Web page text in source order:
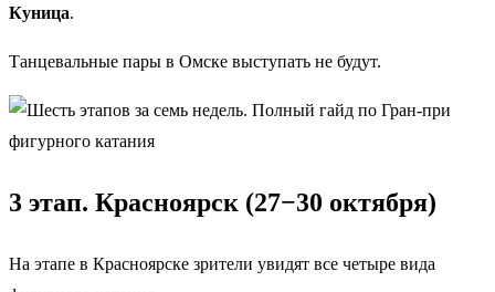
Куница.
Танцевальные пары в Омске выступать не будут.
3 этап. Красноярск (27−30 октября)
На этапе в Красноярске зрители увидят все четыре вида